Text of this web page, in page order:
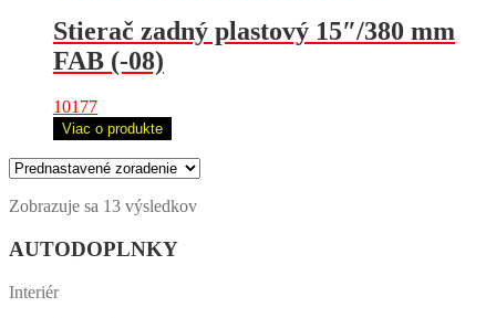
Stierač zadný plastový 15″/380 mm
FAB (-08)
10177
Viac o produkte
Zobrazuje sa 13 výsledkov
AUTODOPLNKY
Interiér